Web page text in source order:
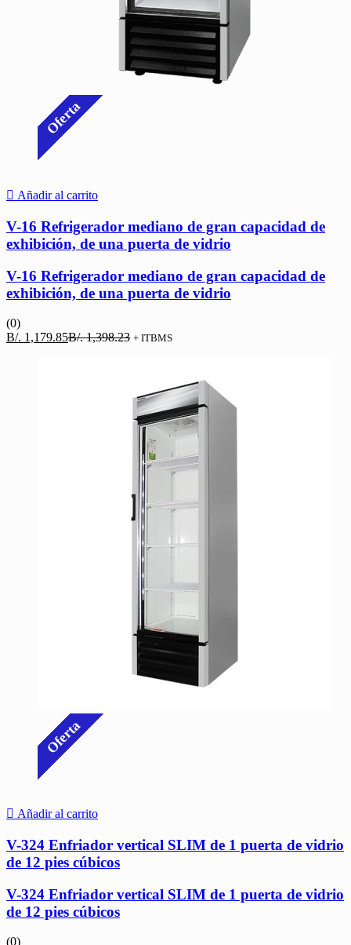
Oferta
Añadir al carrito
V-16 Refrigerador mediano de gran capacidad de
exhibición, de una puerta de vidrio
V-16 Refrigerador mediano de gran capacidad de
exhibición, de una puerta de vidrio
(0)
B/. 1,179.85El
B/.1,398.23 El
B/. 1,398.23.
+ ITBMS
Oferta
Añadir al carrito
V-324 Enfriador vertical SLIM de 1 puerta de vidrio
de 12 pies cúbicos
V-324 Enfriador vertical SLIM de 1 puerta de vidrio
de 12 pies cúbicos
(0)